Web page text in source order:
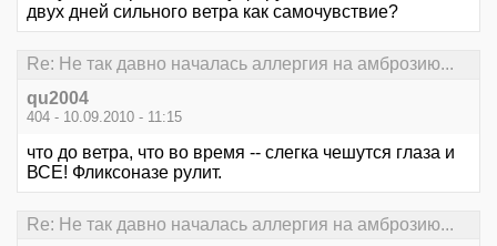
двух дней сильного ветра как самочувствие?
Re: Не так давно началась аллергия на амброзию...
qu2004
404 - 10.09.2010 - 11:15
что до ветра, что во время -- слегка чешутся глаза и
ВСЕ! Фликсоназе рулит.
Re: Не так давно началась аллергия на амброзию...